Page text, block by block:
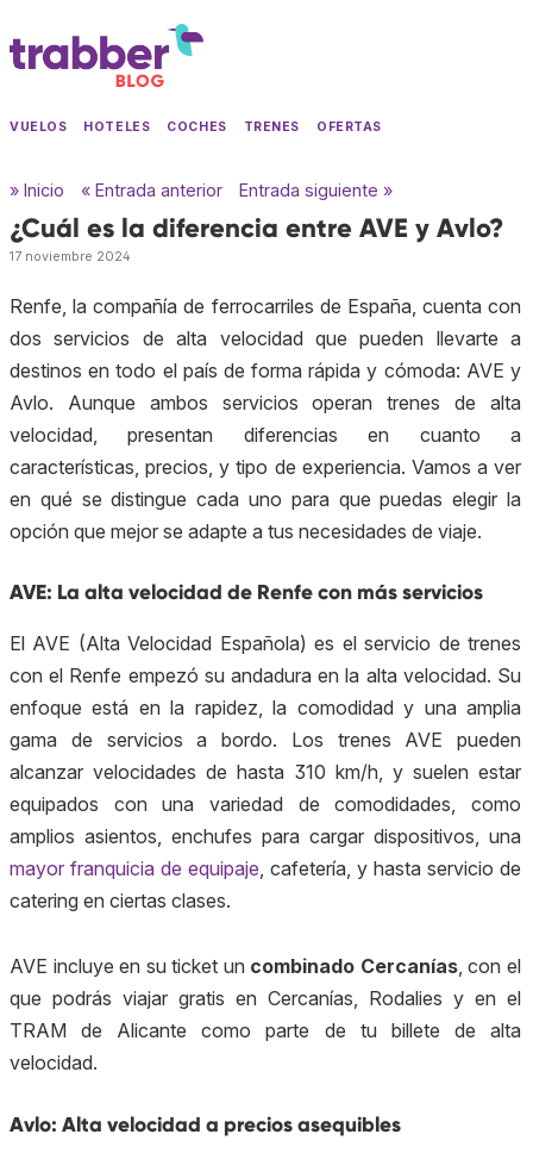
VUELOS HOTELES COCHES TRENES OFERTAS
» Inicio « Entrada anterior Entrada siguiente »
¿Cuál es la diferencia entre AVE y Avlo?
17 noviembre 2024
Renfe, la compañía de ferrocarriles de España, cuenta con
dos servicios de alta velocidad que pueden llevarte a
destinos en todo el país de forma rápida y cómoda: AVE y
Avlo. Aunque ambos servicios operan trenes de alta
velocidad, presentan diferencias en cuanto a
características, precios, y tipo de experiencia. Vamos a ver
en qué se distingue cada uno para que puedas elegir la
opción que mejor se adapte a tus necesidades de viaje.
AVE: La alta velocidad de Renfe con más servicios
El AVE (Alta Velocidad Española) es el servicio de trenes
con el Renfe empezó su andadura en la alta velocidad. Su
enfoque está en la rapidez, la comodidad y una amplia
gama de servicios a bordo. Los trenes AVE pueden
alcanzar velocidades de hasta 310 km/h, y suelen estar
equipados con una variedad de comodidades, como
amplios asientos, enchufes para cargar dispositivos, una
mayor franquicia de equipaje , cafetería, y hasta servicio de
catering en ciertas clases.
AVE incluye en su ticket un combinado Cercanías, con el
que podrás viajar gratis en Cercanías, Rodalies y en el
TRAM de Alicante como parte de tu billete de alta
velocidad.
Avlo: Alta velocidad a precios asequibles